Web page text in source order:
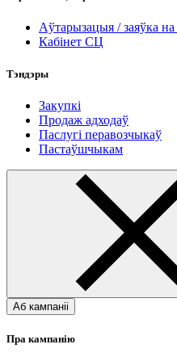
Аўтарызацыя / заяўка
Кабінет СЦ
Тэндэры
Закупкі
Продаж адходаў
Паслугі перавозчыкаў
Пастаўшчыкам
Аб кампаніі
Пра кампанію